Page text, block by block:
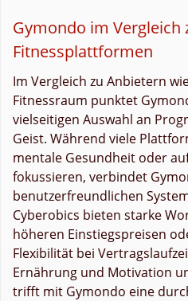
Gymondo im Vergleich
Fitnessplattformen
Im Vergleich zu Anbietern
Fitnessraum punktet
vielseitigen Auswahl an
Geist. Während viele
mentale Gesundheit oder
fokussieren, verbindet
benutzerfreundlichen
Cyberobics bieten starke
höheren Einstiegspreisen
Flexibilität bei
Ernährung und Motivation
trifft mit Gymondo eine